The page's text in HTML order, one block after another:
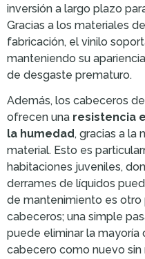
inversión a largo plazo
Gracias a los materiales
fabricación, el vinilo
manteniendo su
de desgaste prematuro.
Además, los cabeceros
ofrecen una resistencia
la humedad, gracias a la
material. Esto es
habitaciones juveniles,
derrames de líquidos
de mantenimiento es
cabeceros; una simple
puede eliminar la mayoría
cabecero como nuevo